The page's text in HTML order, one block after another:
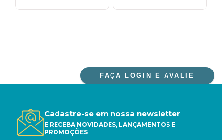
FAÇA LOGIN E AVALIE
Cadastre-se em nossa newsletter
E RECEBA NOVIDADES, LANÇAMENTOS E
PROMOÇÕES